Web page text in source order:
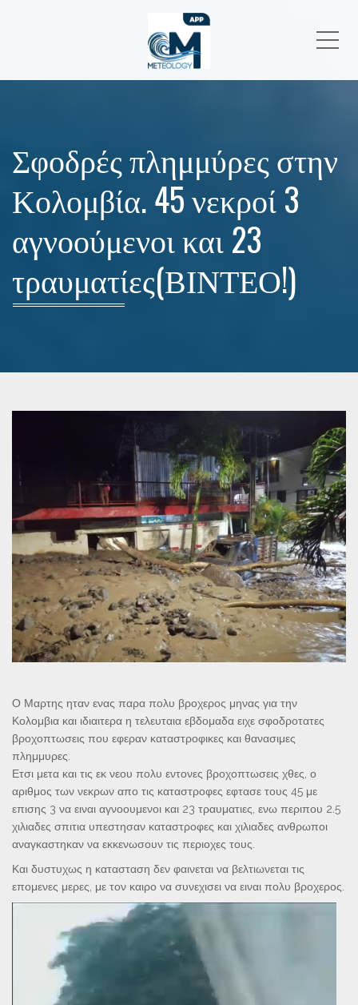
Σφοδρές πλημμύρες στην
Κολομβία. 45 νεκροί 3
αγνοούμενοι και 23
τραυματίες(ΒΙΝΤΕΟ!)
Ο Μαρτης ηταν ενας παρα πολυ βροχερος μηνας για την
Κολομβια και ιδιαιτερα η τελευταια εβδομαδα ειχε σφοδροτατες
βροχοπτωσεις που εφεραν καταστροφικες και θανασιμες
πλημμυρες.
Ετσι μετα και τις εκ νεου πολυ εντονες βροχοπτωσεις χθες, ο
αριθμος των νεκρων απο τις καταστροφες εφτασε τους 45 με
επισης 3 να ειναι αγνοουμενοι και 23 τραυματιες, ενω περιπου 2.5
χιλιαδες σπιτια υπεστησαν καταστροφες και χιλιαδες ανθρωποι
αναγκαστηκαν να εκκενωσουν τις περιοχες τους.
Και δυστυχως η κατασταση δεν φαινεται να βελτιωνεται τις
επομενες μερες, με τον καιρο να συνεχισει να ειναι πολυ βροχερος.
Αναπαραγωγής